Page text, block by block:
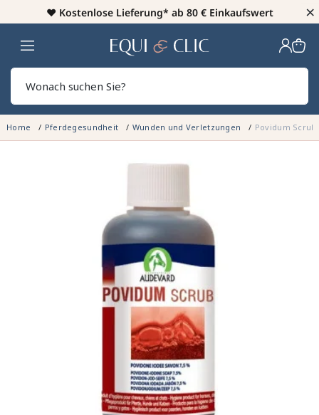
♥️ Kostenlose Lieferung* ab 80 € Einkaufswert ×
Heim
Home Pferdegesundheit Wunden und Verletzungen Povidum